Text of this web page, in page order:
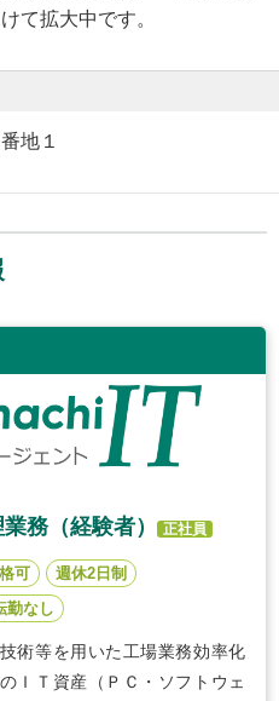
て拡大中です。
地１
務（経験者） 正社員
可
週休2日制
勤なし
術等を用いた工場業務効率化
ＩＴ資産（ＰＣ・ソフトウェ